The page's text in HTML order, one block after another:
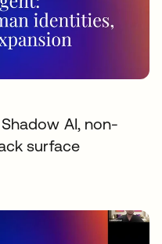
AI, non-
surface